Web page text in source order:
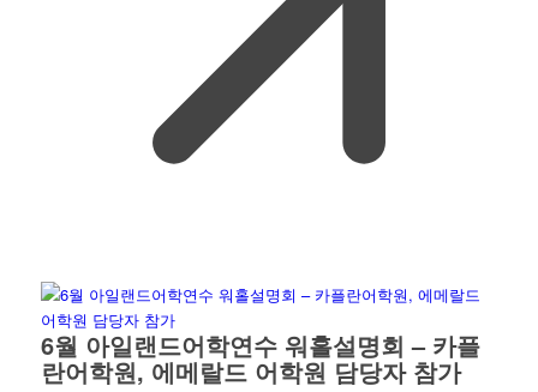
6월 아일랜드어학연수 워홀설명회 – 카플
란어학원, 에메랄드 어학원 담당자 참가